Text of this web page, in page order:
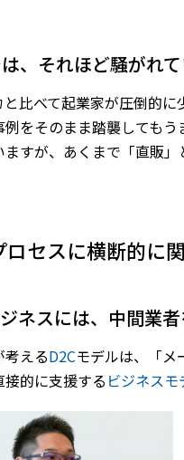
は、それほど騒がれ
と比べて起業家が圧倒的
例をそのまま踏襲しても
すが、あくまで「直販
ロセスに横断的に
ジネスには、中間業
えるD2Cモデルは、「メ
接的に支援する ビジネスモ